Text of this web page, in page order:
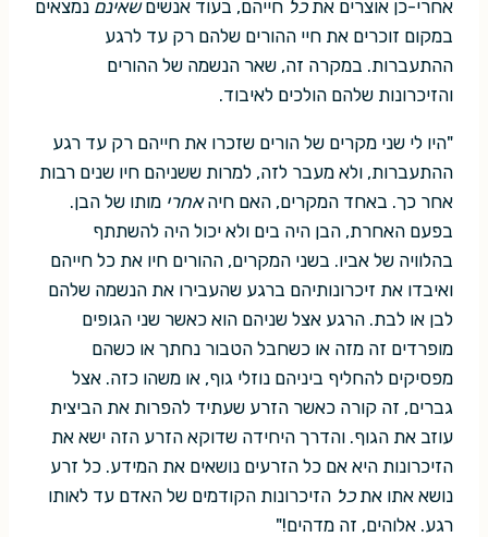
אחרי-כן אוצרים אתכל חייהם, בעוד אנשיםשאינם נמצאים
במקום זוכרים את חיי ההורים שלהם רק עד לרגע
ההתעברות. במקרה זה, שאר הנשמה של ההורים
והזיכרונות שלהם הולכים לאיבוד.
"היו לי שני מקרים של הורים שזכרו את חייהם רק עד רגע
ההתעברות, ולא מעבר לזה, למרות ששניהם חיו שנים רבות
אחר כך. באחד המקרים, האם חיהאחרי מותו של הבן.
בפעם האחרת, הבן היה בים ולא יכול היה להשתתף
בהלוויה של אביו. בשני המקרים, ההורים חיו את כל חייהם
ואיבדו את זיכרונותיהם ברגע שהעבירו את הנשמה שלהם
לבן או לבת. הרגע אצל שניהם הוא כאשר שני הגופים
מופרדים זה מזה או כשחבל הטבור נחתך או כשהם
מפסיקים להחליף ביניהם נוזלי גוף, או משהו כזה. אצל
גברים, זה קורה כאשר הזרע שעתיד להפרות את הביצית
עוזב את הגוף. והדרך היחידה שדוקא הזרע הזה ישא את
הזיכרונות היא אם כל הזרעים נושאים את המידע. כל זרע
נושא אתו אתכל הזיכרונות הקודמים של האדם עד לאותו
רגע. אלוהים, זה מדהים!"